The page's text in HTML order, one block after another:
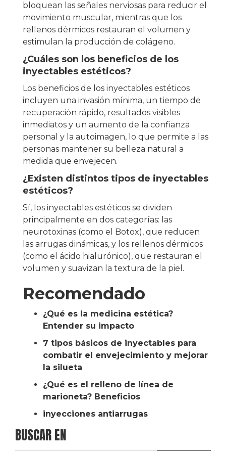
bloquean las señales nerviosas para reducir el
movimiento muscular, mientras que los
rellenos dérmicos restauran el volumen y
estimulan la producción de colágeno.
¿Cuáles son los beneficios de los
inyectables estéticos?
Los beneficios de los inyectables estéticos
incluyen una invasión mínima, un tiempo de
recuperación rápido, resultados visibles
inmediatos y un aumento de la confianza
personal y la autoimagen, lo que permite a las
personas mantener su belleza natural a
medida que envejecen.
¿Existen distintos tipos de inyectables
estéticos?
Sí, los inyectables estéticos se dividen
principalmente en dos categorías: las
neurotoxinas (como el Botox), que reducen
las arrugas dinámicas, y los rellenos dérmicos
(como el ácido hialurónico), que restauran el
volumen y suavizan la textura de la piel.
Recomendado
¿Qué es la medicina estética?
Entender su impacto
7 tipos básicos de inyectables para
combatir el envejecimiento y mejorar
la silueta
¿Qué es el relleno de línea de
marioneta? Beneficios
inyecciones antiarrugas
BUSCAR EN